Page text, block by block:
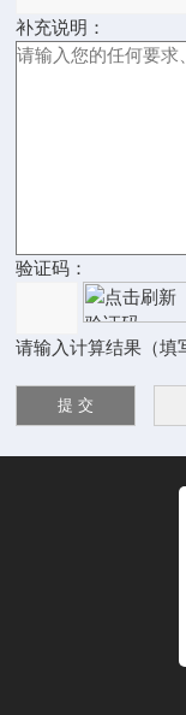
补充说明：
验证码：
请输入计算结果（填